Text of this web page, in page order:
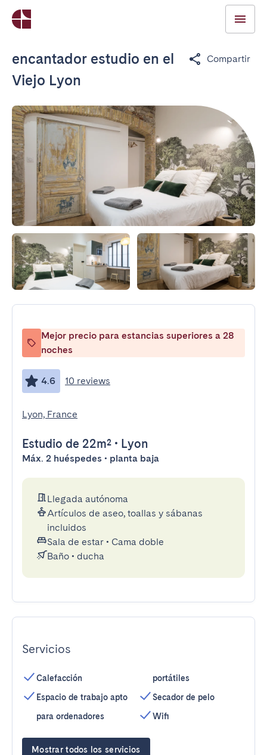
encantador estudio en el
Viejo Lyon
Compartir
Mejor precio para estancias superiores a 28
noches
4.6 10 reviews
Lyon, France
Estudio de 22m² • Lyon
Máx. 2 huéspedes • planta baja
Llegada autónoma
Artículos de aseo, toallas y sábanas
incluidos
Sala de estar • Cama doble
Baño • ducha
Servicios
Calefacción
Espacio de trabajo apto
para ordenadores
portátiles
Secador de pelo
Wifi
Mostrar todos los servicios